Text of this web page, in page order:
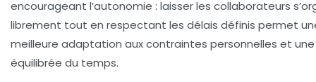
encourageant l’autonomie : laisser les collaborateurs
librement tout en respectant les délais définis permet
meilleure adaptation aux contraintes personnelles et
équilibrée du temps.